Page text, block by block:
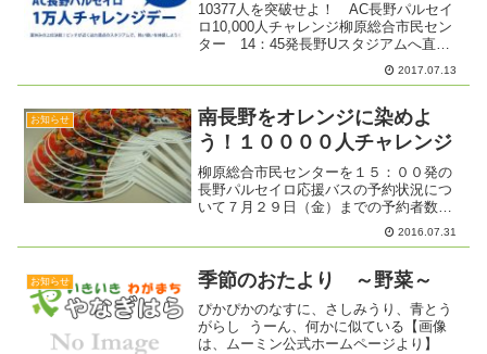
10377人を突破せよ！ AC長野パルセイ
ロ10,000人チャレンジ柳原総合市民セン
ター 14：45発長野Uスタジアムへ直行
バスで出かけませんか？須坂方面の方、
豊野方面の方、朝陽・大豆島の方柳原総
車・バスで...
2017.07.13
お知らせ
南長野をオレンジに染めよ
う！１００００人チャレンジ
柳原総合市民センターを１５：００発の
長野パルセイロ応援バスの予約状況につ
いて７月２９日（金）までの予約者数
は、４７名です。５９人乗りの大型バス
を手配しているので補助席となりますが
お越しいただいた場合、満席...
2016.07.31
お知らせ 季節のおたより ～野菜～
ぴかぴかのなすに、さしみうり、青とう
がらし うーん、何かに似ている【画像
は、ムーミン公式ホームページより】